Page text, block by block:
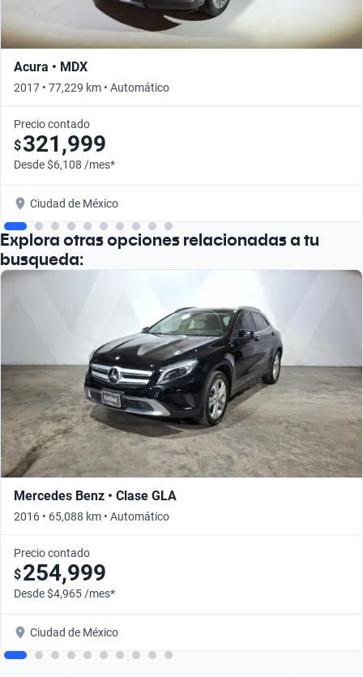
Acura • MDX
2017 • 77,229 km • Automático
Precio contado
$321,999
Desde $6,108 /mes*
Ciudad de México
Explora otras opciones relacionadas a tu
busqueda:
Mercedes Benz • Clase GLA
2016 • 65,088 km • Automático
Precio contado
$254,999
Desde $4,965 /mes*
Ciudad de México